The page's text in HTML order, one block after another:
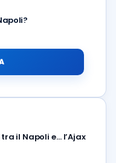
tra il Napoli e… l’Ajax